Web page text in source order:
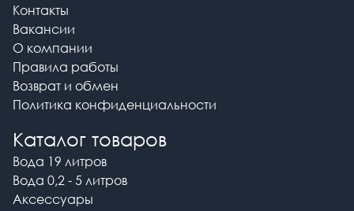
Контакты
Вакансии
О компании
Правила работы
Возврат и обмен
Политика конфиденциальности
Каталог товаров
Вода 19 литров
Вода 0,2 - 5 литров
Аксессуары